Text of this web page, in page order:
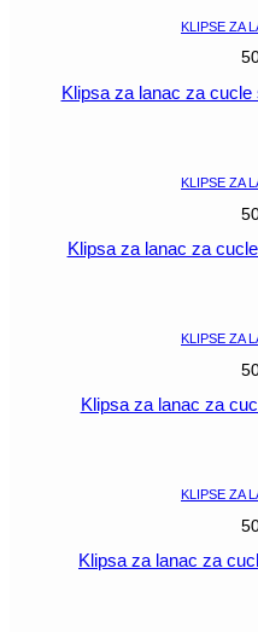
KLIPSE ZA
Klipsa za lanac za
KLIPSE ZA
Klipsa za lanac za
KLIPSE ZA
Klipsa za lanac za
KLIPSE ZA
Klipsa za lanac za